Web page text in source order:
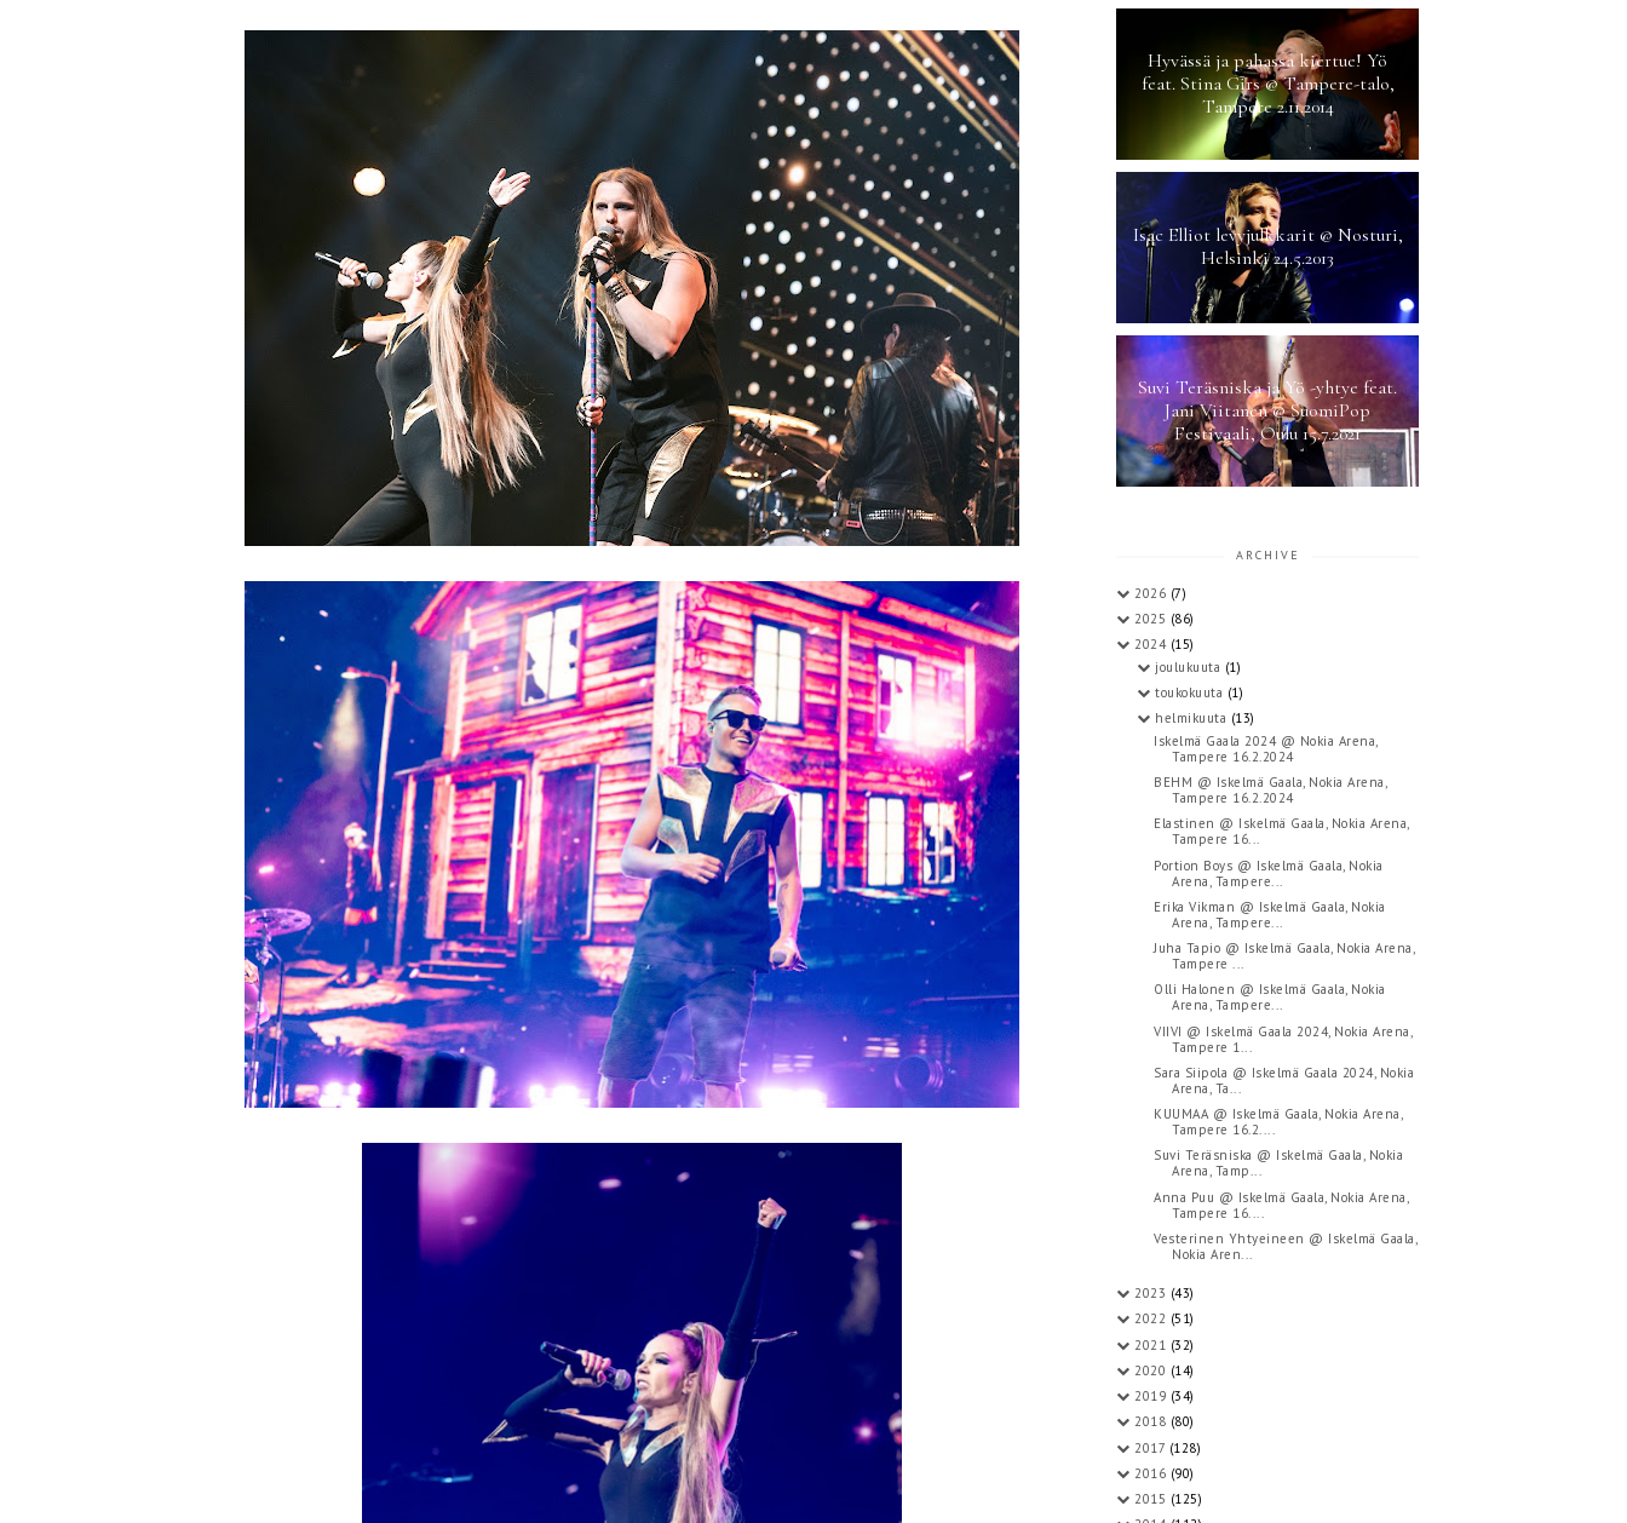
Hyvässä ja pahassa kiertue! Yö
feat. Stina Girs @ Tampere-talo,
Tampere 2.11.2014
Isac Elliot levyjulkkarit @ Nosturi,
Helsinki 24.5.2013
Suvi Teräsniska ja Yö -yhtye feat.
Jani Viitanen @ SuomiPop
Festivaali, Oulu 15.7.2021
ARCHIVE
2026 (7)
2025 (86)
2024 (15)
joulukuuta (1)
toukokuuta (1)
helmikuuta (13)
Iskelmä Gaala 2024 @ Nokia Arena,
Tampere 16.2.2024
BEHM @ Iskelmä Gaala, Nokia Arena,
Tampere 16.2.2024
Elastinen @ Iskelmä Gaala, Nokia Arena,
Tampere 16...
Portion Boys @ Iskelmä Gaala, Nokia
Arena, Tampere...
Erika Vikman @ Iskelmä Gaala, Nokia
Arena, Tampere...
Juha Tapio @ Iskelmä Gaala, Nokia Arena,
Tampere ...
Olli Halonen @ Iskelmä Gaala, Nokia
Arena, Tampere...
VIIVI @ Iskelmä Gaala 2024, Nokia Arena,
Tampere 1...
Sara Siipola @ Iskelmä Gaala 2024, Nokia
Arena, Ta...
KUUMAA @ Iskelmä Gaala, Nokia Arena,
Tampere 16.2....
Suvi Teräsniska @ Iskelmä Gaala, Nokia
Arena, Tamp...
Anna Puu @ Iskelmä Gaala, Nokia Arena,
Tampere 16....
Vesterinen Yhtyeineen @ Iskelmä Gaala,
Nokia Aren...
2023 (43)
2022 (51)
2021 (32)
2020 (14)
2019 (34)
2018 (80)
2017 (128)
2016 (90)
2015 (125)